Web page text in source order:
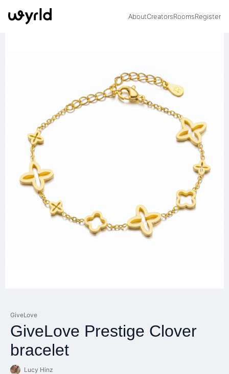
AboutCreatorsRoomsRegister
GiveLove
GiveLove Prestige Clover
bracelet
Lucy Hinz